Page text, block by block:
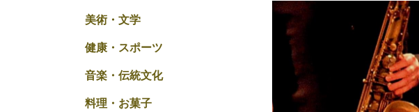
美術・文学
健康・スポーツ
音楽・伝統文化
料理・お菓子